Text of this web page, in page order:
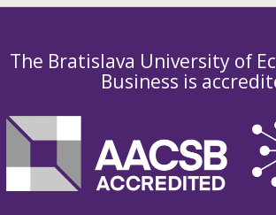
The Bratislava University of
Business is